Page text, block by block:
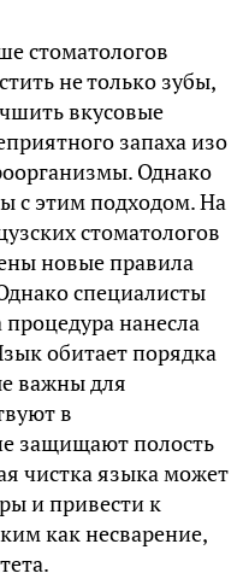
стоматологов
не только зубы,
вкусовые
запаха изо
Однако
с этим подходом. На
стоматологов
новые правила
специалисты
нанесла
обитает порядка
важны для
в
защищают полость
чистка языка может
и привести к
как несварение,